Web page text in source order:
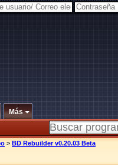
Más
> BD Rebuilder v0.20.03 Beta